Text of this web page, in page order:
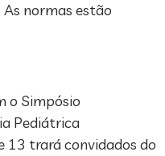
normas estão
o Simpósio
Pediátrica
13 trará convidados do